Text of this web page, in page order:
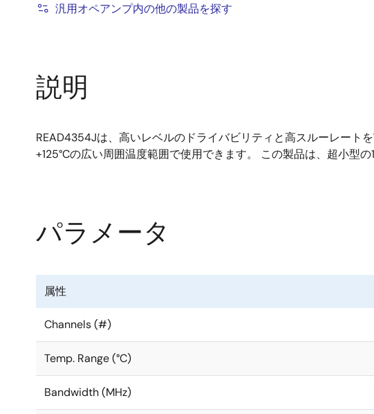
汎用オペアンプ内の他の製品を探す
説明
READ4354Jは、高いレベルのドライバビリティと高スルーレート
+125°Cの広い周囲温度範囲で使用できます。 この製品は、超小型の
パラメータ
属性
Channels (#)
Temp. Range (°C)
Bandwidth (MHz)